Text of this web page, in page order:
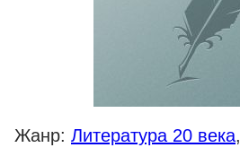
Жанр: Литература 20 века,